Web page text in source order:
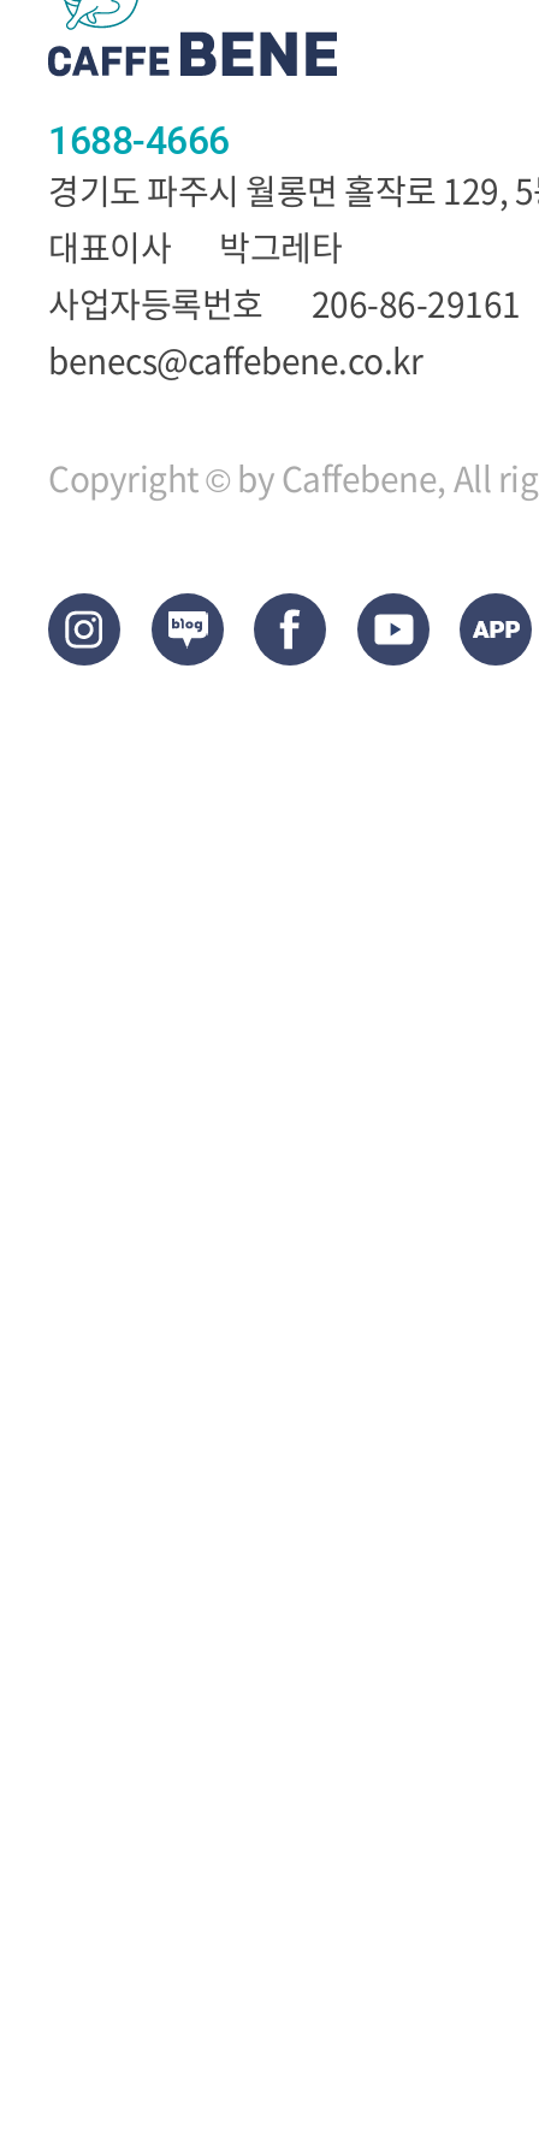
1688-4666
경기도 파주시 월롱면 홀작로 129,
대표이사
박그레타
사업자등록번호
206-86-29161
benecs@caffebene.co.kr
Copyright © by Caffebene, All